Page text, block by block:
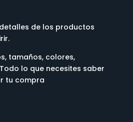
de los productos
tamaños, colores,
lo que necesites saber
tu compra